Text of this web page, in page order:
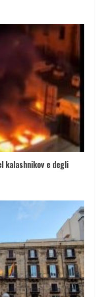
kalashnikov e degli